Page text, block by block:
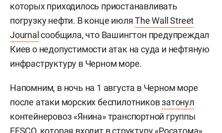
которых приходилось приостанавливать
погрузку нефти. В конце июляThe Wall Street
Journalсообщила, что Вашингтон предупреждал
Киев о недопустимости атак на суда и нефтяную
инфраструктуру в Черном море.
Напомним, в ночь на 1 августа в Черном море
после атаки морских беспилотниковзатонул
контейнеровоз «Янина» транспортной группы
FESCO, которая входит в структуру «Росатома».